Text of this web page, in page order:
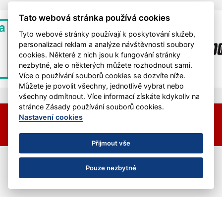
© 2026 HC Hvězda Praha &
RSS
Tato webová stránka používá cookies
Tyto webové stránky používají k poskytování služeb,
personalizaci reklam a analýze návštěvnosti soubory
cookies. Některé z nich jsou k fungování stránky
nezbytné, ale o některých můžete rozhodnout sami.
Více o používání souborů cookies se dozvíte níže.
Můžete je povolit všechny, jednotlivě vybrat nebo
všechny odmítnout. Více informací získáte kdykoliv na
stránce Zásady používání souborů cookies.
Nastavení cookies
Přijmout vše
Pouze nezbytné